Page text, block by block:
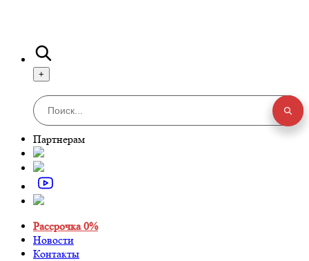
+
Партнерам
Рассрочка 0%
Новости
Контакты